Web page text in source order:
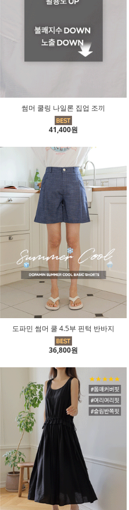
썸머 쿨링 나일론 집업 조끼
41,400원
도파민 썸머 쿨 4.5부 핀턱 반바지
36,800원